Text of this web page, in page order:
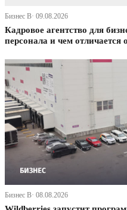
Бизнес В· 09.08.2026
Кадровое агентство для
персонала и чем отличается
Бизнес В· 08.08.2026